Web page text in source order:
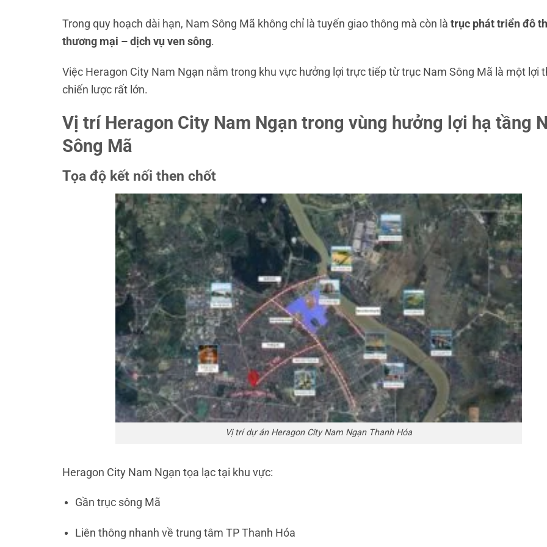
Trong quy hoạch dài hạn, Nam Sông Mã không chỉ là tuyến giao thông mà còn là trục phát triển đô
thương mại – dịch vụ ven sông.
Việc Heragon City Nam Ngạn nằm trong khu vực hưởng lợi trực tiếp từ trục Nam Sông Mã là một lợi
chiến lược rất lớn.
Vị trí Heragon City Nam Ngạn trong vùng hưởng lợi hạ tầng
Sông Mã
Tọa độ kết nối then chốt
Vị trí dự án Heragon City Nam Ngạn Thanh Hóa
Heragon City Nam Ngạn tọa lạc tại khu vực:
Gần trục sông Mã
Liên thông nhanh về trung tâm TP Thanh Hóa